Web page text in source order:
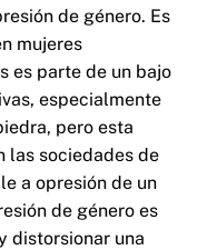
de género. Es
mujeres
es parte de un bajo
especialmente
pero esta
las sociedades de
a opresión de un
de género es
distorsionar una